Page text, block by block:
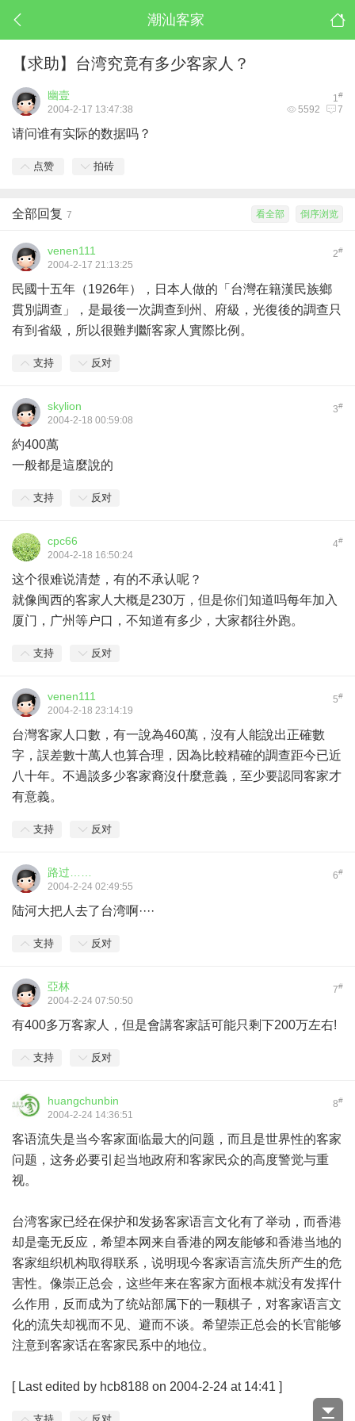
潮汕客家
【求助】台湾究竟有多少客家人？
1#
幽壹
5592 7
2004-2-17 13:47:38
请问谁有实际的数据吗？
点赞 拍砖
倒序浏览
看全部
全部回复 7
2#
venen111
2004-2-17 21:13:25
民國十五年（1926年），日本人做的「台灣在籍漢民族鄉
貫別調查」，是最後一次調查到州、府級，光復後的調查只
有到省級，所以很難判斷客家人實際比例。
支持 反对
3#
skylion
2004-2-18 00:59:08
約400萬
一般都是這麼說的
支持 反对
4#
cpc66
2004-2-18 16:50:24
这个很难说清楚，有的不承认呢？
就像闽西的客家人大概是230万，但是你们知道吗每年加入
厦门，广州等户口，不知道有多少，大家都往外跑。
支持 反对
5#
venen111
2004-2-18 23:14:19
台灣客家人口數，有一說為460萬，沒有人能說出正確數
字，誤差數十萬人也算合理，因為比較精確的調查距今已近
八十年。不過談多少客家裔沒什麼意義，至少要認同客家才
有意義。
支持 反对
6#
路过……
2004-2-24 02:49:55
陆河大把人去了台湾啊····
支持 反对
7#
亞林
2004-2-24 07:50:50
有400多万客家人，但是會講客家話可能只剩下200万左右!
支持 反对
8#
huangchunbin
2004-2-24 14:36:51
客语流失是当今客家面临最大的问题，而且是世界性的客家
问题，这务必要引起当地政府和客家民众的高度警觉与重
视。
台湾客家已经在保护和发扬客家语言文化有了举动，而香港
却是毫无反应，希望本网来自香港的网友能够和香港当地的
客家组织机构取得联系，说明现今客家语言流失所产生的危
害性。像崇正总会，这些年来在客家方面根本就没有发挥什
么作用，反而成为了统站部属下的一颗棋子，对客家语言文
化的流失却视而不见、避而不谈。希望崇正总会的长官能够
注意到客家话在客家民系中的地位。
[ Last edited by hcb8188 on 2004-2-24 at 14:41 ]